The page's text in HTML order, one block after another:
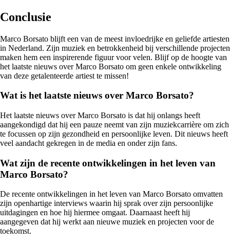
Conclusie
Marco Borsato blijft een van de meest invloedrijke en geliefde artiesten
in Nederland. Zijn muziek en betrokkenheid bij verschillende projecten
maken hem een inspirerende figuur voor velen. Blijf op de hoogte van
het laatste nieuws over Marco Borsato om geen enkele ontwikkeling
van deze getalenteerde artiest te missen!
Wat is het laatste nieuws over Marco Borsato?
Het laatste nieuws over Marco Borsato is dat hij onlangs heeft
aangekondigd dat hij een pauze neemt van zijn muziekcarrière om zich
te focussen op zijn gezondheid en persoonlijke leven. Dit nieuws heeft
veel aandacht gekregen in de media en onder zijn fans.
Wat zijn de recente ontwikkelingen in het leven van
Marco Borsato?
De recente ontwikkelingen in het leven van Marco Borsato omvatten
zijn openhartige interviews waarin hij sprak over zijn persoonlijke
uitdagingen en hoe hij hiermee omgaat. Daarnaast heeft hij
aangegeven dat hij werkt aan nieuwe muziek en projecten voor de
toekomst.